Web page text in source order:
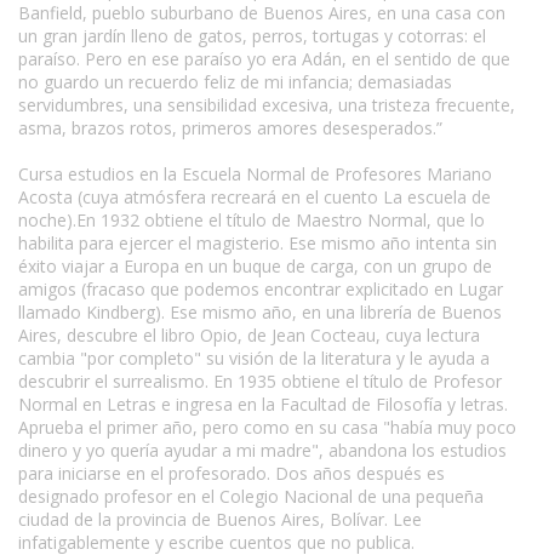
Banfield, pueblo suburbano de Buenos Aires, en una casa con
un gran jardín lleno de gatos, perros, tortugas y cotorras: el
paraíso. Pero en ese paraíso yo era Adán, en el sentido de que
no guardo un recuerdo feliz de mi infancia; demasiadas
servidumbres, una sensibilidad excesiva, una tristeza frecuente,
asma, brazos rotos, primeros amores desesperados.”
Cursa estudios en la Escuela Normal de Profesores Mariano
Acosta (cuya atmósfera recreará en el cuento La escuela de
noche).En 1932 obtiene el título de Maestro Normal, que lo
habilita para ejercer el magisterio. Ese mismo año intenta sin
éxito viajar a Europa en un buque de carga, con un grupo de
amigos (fracaso que podemos encontrar explicitado en Lugar
llamado Kindberg). Ese mismo año, en una librería de Buenos
Aires, descubre el libro Opio, de Jean Cocteau, cuya lectura
cambia "por completo" su visión de la literatura y le ayuda a
descubrir el surrealismo. En 1935 obtiene el título de Profesor
Normal en Letras e ingresa en la Facultad de Filosofía y letras.
Aprueba el primer año, pero como en su casa "había muy poco
dinero y yo quería ayudar a mi madre", abandona los estudios
para iniciarse en el profesorado. Dos años después es
designado profesor en el Colegio Nacional de una pequeña
ciudad de la provincia de Buenos Aires, Bolívar. Lee
infatigablemente y escribe cuentos que no publica.